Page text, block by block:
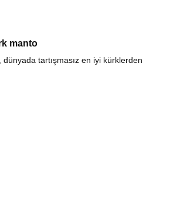
manto
dünyada tartışmasız en iyi kürklerden